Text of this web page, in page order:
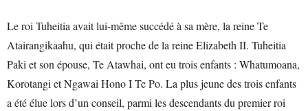
Le roi Tuheitia avait lui-même succédé à sa mère, la reine Te
Atairangikaahu, qui était proche de la reine Elizabeth II. Tuheitia
Paki et son épouse, Te Atawhai, ont eu trois enfants : Whatumoana,
Korotangi et Ngawai Hono I Te Po. La plus jeune des trois enfants
a été élue lors d’un conseil, parmi les descendants du premier roi